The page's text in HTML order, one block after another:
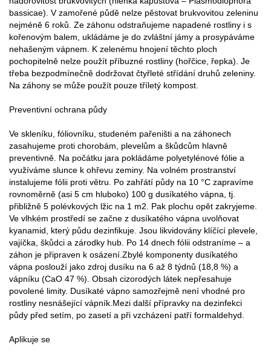
bassicae). V zamořené půdě nelze pěstovat brukvovitou zeleninu
nejméně 6 roků. Ze záhonu odstraňujeme napadené rostliny i s
kořenovým balem, ukládáme je do zvláštní jámy a prosypáváme
nehašeným vápnem. K zelenému hnojení těchto ploch
pochopitelně nelze použít příbuzné rostliny (hořčice, řepka). Je
třeba bezpodmínečně dodržovat čtyřleté střídání druhů zeleniny.
Na záhony se může použít pouze tříletý kompost.
Preventivní ochrana půdy
Ve skleníku, fóliovníku, studeném pařeništi a na záhonech
zasahujeme proti chorobám, plevelům a škůdcům hlavně
preventivně. Na počátku jara pokládáme polyetylénové fólie a
využíváme slunce k ohřevu zeminy. Na volném prostranství
instalujeme fólii proti větru. Po zahřátí půdy na 10 °C zapravíme
rovnoměrně (asi 5 cm hluboko) 100 g dusíkatého vápna, tj.
přibližně 5 polévkových lžic na 1 m2. Pak plochu opět zakryjeme.
Ve vlhkém prostředí se začne z dusíkatého vápna uvolňovat
kyanamid, který půdu dezinfikuje. Jsou likvidovány klíčící plevele,
vajíčka, škůdci a zárodky hub. Po 14 dnech fólii odstraníme – a
záhon je připraven k osázení.Zbylé komponenty dusíkatého
vápna poslouží jako zdroj dusíku na 6 až 8 týdnů (18,8 %) a
vápníku (CaO 47 %). Obsah cizorodých látek nepřesahuje
povolené limity. Dusíkaté vápno samozřejmě není vhodné pro
rostliny nesnášející vápník.Mezi další přípravky na dezinfekci
půdy před setím, po zasetí a při vzcházení patří formaldehyd.
Aplikuje se